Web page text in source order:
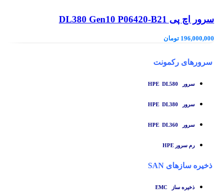
سرور اچ پی DL380 Gen10 P06420-B21
196,000,000 تومان
سرورهای رکمونت
سرور HPE DL580
سرور HPE DL380
سرور HPE DL360
رم سرور HPE
ذخیره سازهای SAN
ذخیره ساز